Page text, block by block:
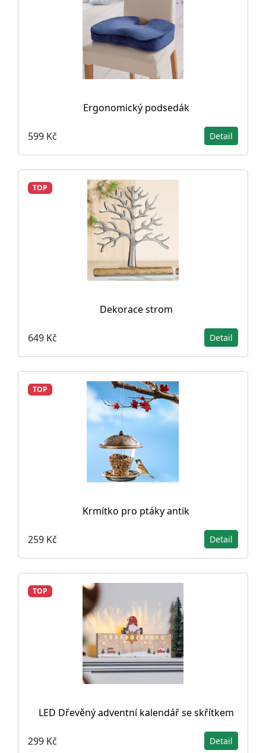
Ergonomický podsedák
599 Kč Detail
TOP
Dekorace strom
649 Kč Detail
TOP
Krmítko pro ptáky antik
259 Kč Detail
TOP
LED Dřevěný adventní kalendář se skřítkem
299 Kč Detail